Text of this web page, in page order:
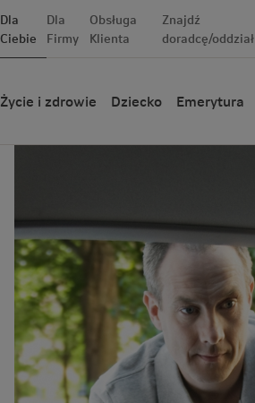
Dla
Ciebie
Dla
Firmy
Obsługa
Klienta
Znajdź
doradcę/oddział
Życie i zdrowie Dziecko Emerytura